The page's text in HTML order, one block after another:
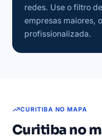
redes. Use o filtro
empresas maiores,
profissionalizada.
CURITIBA NO MAPA
Curitiba no